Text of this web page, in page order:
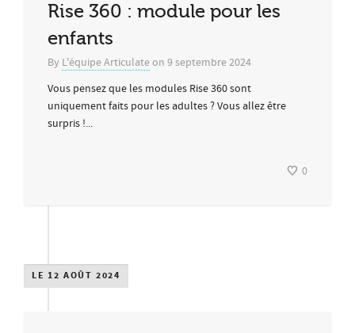
Rise 360 : module pour les
enfants
By L'équipe Articulateon 9 septembre 2024
Vous pensez que les modules Rise 360 sont
uniquement faits pour les adultes ? Vous allez être
surpris !...
0
LE 12 AOÛT 2024